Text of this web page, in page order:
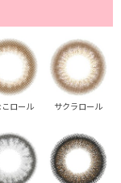
こロール サクラロール